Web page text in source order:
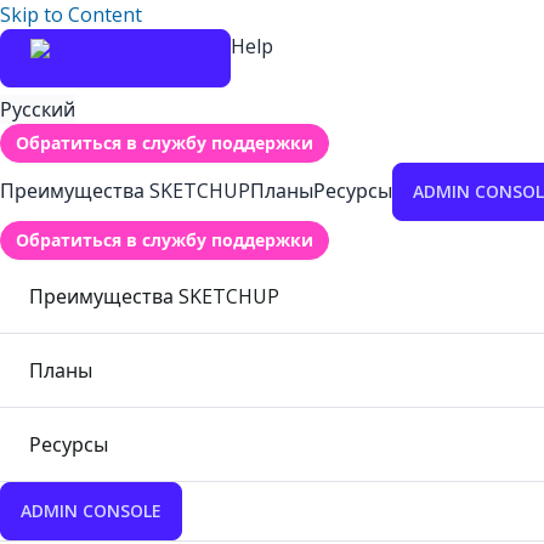
Skip to Content
Help
Русский
Обратиться в службу поддержки
Преимущества SKETCHUPПланыРесурсы ADMIN
Обратиться в службу поддержки
Преимущества SKETCHUP
Планы
Ресурсы
ADMIN CONSOLE